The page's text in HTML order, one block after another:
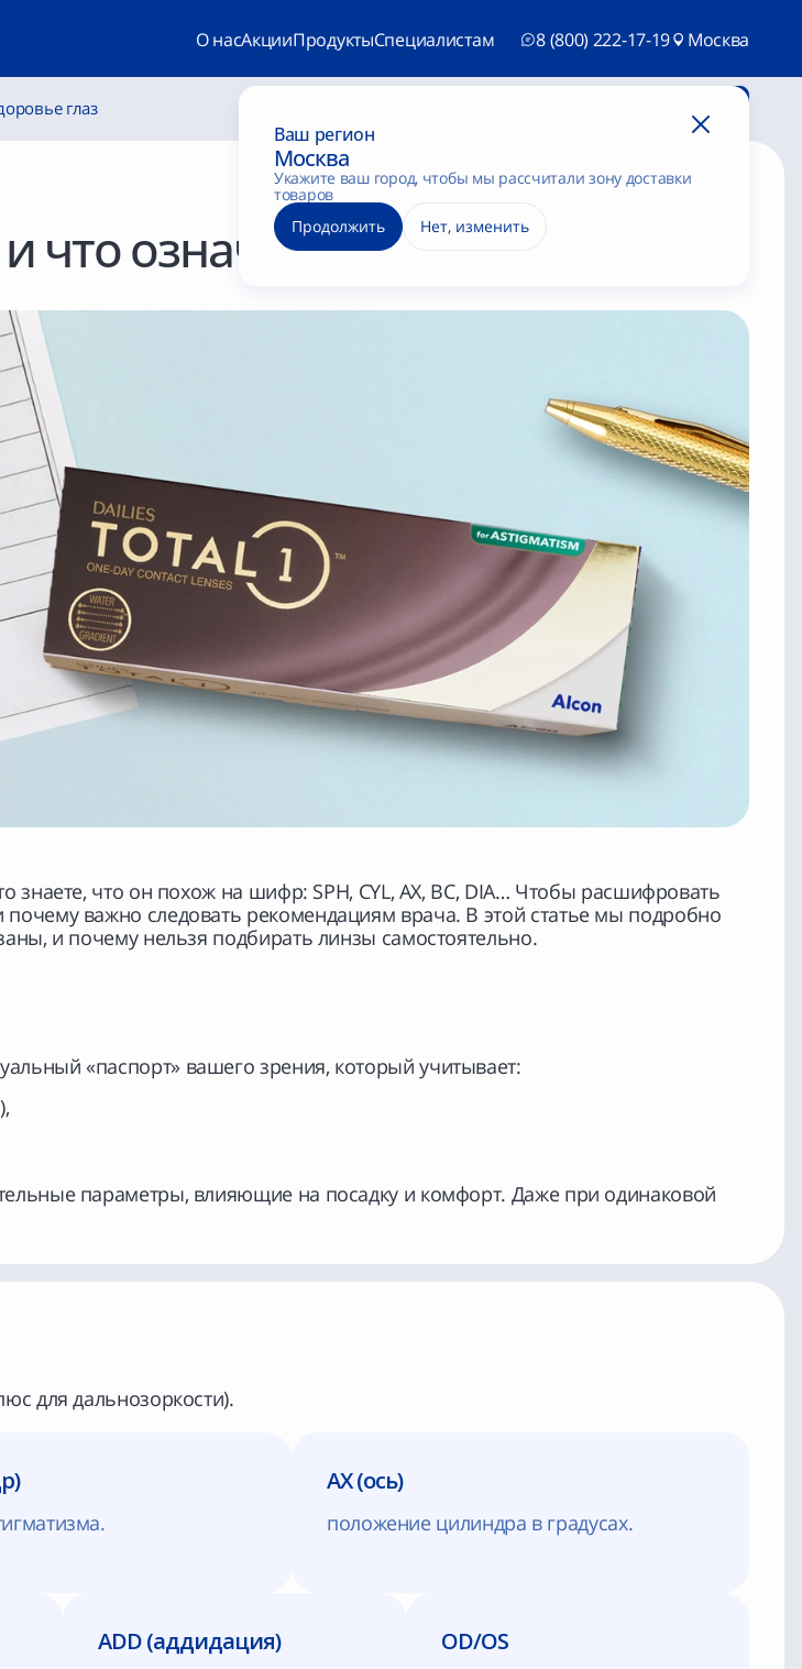
О насАкцииПродуктыСпециалистам 8 (800) 222-17-19 Москва
Ваш регион
Москва
Укажите ваш город, чтобы мы рассчитали зону доставки
товаров
Продолжить
Нет, изменить
глаз
что означают параметры
знаете, что он похож на шифр: SPH, CYL, AX, BC, DIA… Чтобы расшифровать
важно следовать рекомендациям врача. В этой статье мы подробно
и почему нельзя подбирать линзы самостоятельно.
«паспорт» вашего зрения, который учитывает:
параметры, влияющие на посадку и комфорт. Даже при одинаковой
для дальнозоркости).
AX (ось)
положение цилиндра в градусах.
ADD (аддидация) OD/OS